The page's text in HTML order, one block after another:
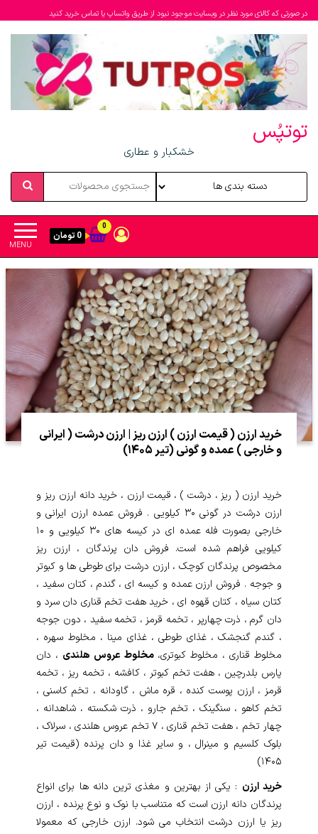
در صورتی که کالای مورد نظر در وبسایت موجود نبود از طریق واتساپ یا تماس خرید کنید
توتپُس
خشکبار و عطاری
MENU
0
0 تومان
خرید ارزن ( قیمت ارزن ) ارزن ریز | ارزن درشت ( ایرانی
و خارجی ) عمده و گونی (تیر ۱۴۰۵)
خرید ارزن ( ریز ، درشت ) ، قیمت ارزن ، خرید دانه ارزن ریز و
ارزن درشت در گونی ۳۰ کیلویی . فروش عمده ارزن ایرانی و
خارجی بصورت فله عمده ای در کیسه های ۳۰ کیلویی و ۱۰
کیلویی فراهم شده است. فروش دان پرندگان ، ارزن ریز
مخصوص پرندگان کوچک ، ارزن درشت برای طوطی ها و کبوتر
و جوجه . فروش ارزن عمده و کیسه ای ، گندم ، کتان سفید ،
کتان سیاه ، کتان قهوه ای ، خرید هفت تخم قناری دان سرد و
دان گرم ، ذرت چهارپر ، تخمه قرمز ، تخمه سفید ، دون جوجه
، گندم گنجشک ، غذای طوطی ، غذای مینا ، مخلوط سهره ،
مخلوط قناری ، مخلوط کبوتری،مخلوط عروس هلندی ، دان
پارس بلدرچین ، هفت تخم کبوتر ، کافشه ، تخمه ریز ، تخمه
قرمز ، ارزن پوست کنده ، قره ماش ، گاودانه ، تخم کاسنی ،
تخم کاهو ، سنگینک ، تخم جارو ، ذرت شکسته ، شاهدانه ،
چهار تخم ، هفت تخم قناری ، ۷ تخم عروس هلندی ، سرلاک ،
بلوک کلسیم و مینرال ، و سایر غذا و دان پرنده (قیمت تیر
۱۴۰۵)
خرید ارزن : یکی از بهترین و مغذی ترین دانه ها برای انواع
پرندگان دانه ارزن است که متناسب با نوک و نوع پرنده ، ارزن
ریز یا ارزن درشت انتخاب می شود. ارزن خارجی که معمولا